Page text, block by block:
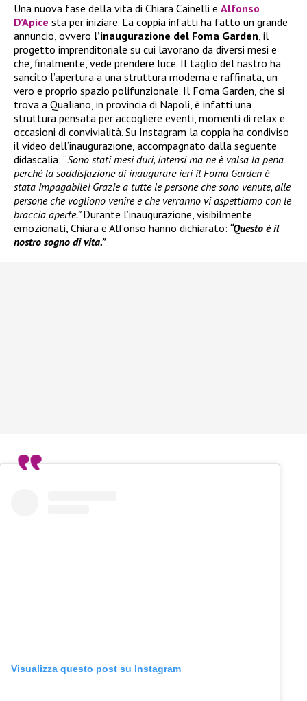
Una nuova fase della vita di Chiara Cainelli e Alfonso
D’Apice sta per iniziare. La coppia infatti ha fatto un grande
annuncio, ovvero l’inaugurazione del Foma Garden , il
progetto imprenditoriale su cui lavorano da diversi mesi e
che, finalmente, vede prendere luce. Il taglio del nastro ha
sancito l’apertura a una struttura moderna e raffinata, un
vero e proprio spazio polifunzionale. Il Foma Garden, che si
trova a Qualiano, in provincia di Napoli, è infatti una
struttura pensata per accogliere eventi, momenti di relax e
occasioni di convivialità. Su Instagram la coppia ha condiviso
il video dell’inaugurazione, accompagnato dalla seguente
didascalia: “Sono stati mesi duri, intensi ma ne è valsa la pena
perché la soddisfazione di inaugurare ieri il Foma Garden è
stata impagabile! Grazie a tutte le persone che sono venute, alle
persone che vogliono venire e che verranno vi aspettiamo con le
braccia aperte.”Durante l’inaugurazione, visibilmente
emozionati, Chiara e Alfonso hanno dichiarato: “Questo è il
nostro sogno di vita.”
Visualizza questo post su Instagram